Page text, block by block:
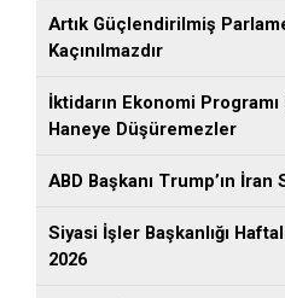
Artık Güçlendirilmiş
Kaçınılmazdır
İktidarın Ekonomi
Haneye Düşüremezler
ABD Başkanı Trump’ın İran
Siyasi İşler Başkanlığı
2026